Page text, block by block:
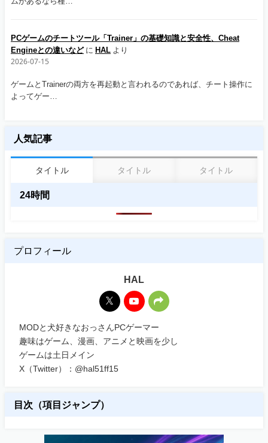
PCゲームのチートツール「Trainer」の基礎知識と安全性、Cheat
Engineとの違いなどに HAL より
2026-07-15
ゲームとTrainerの両方を再起動と言われるのであれば、チート操作に
よってゲー…
人気記事
タイトル タイトル タイトル
24時間
プロフィール
HAL
MODと犬好きなおっさんPCゲーマー
趣味はゲーム、漫画、アニメと映画を少し
ゲームは土日メイン
X（Twitter）：@hal51ff15
目次（項目ジャンプ）